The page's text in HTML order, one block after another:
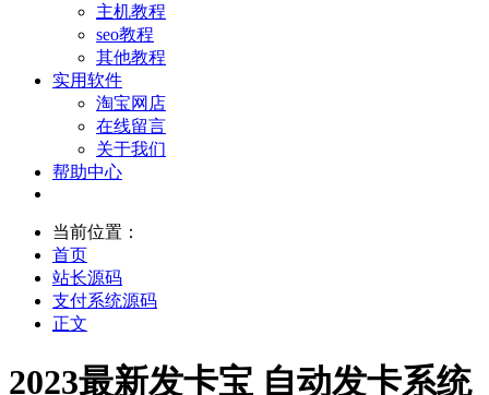
主机教程
seo教程
其他教程
实用软件
淘宝网店
在线留言
关于我们
帮助中心
当前位置：
首页
站长源码
支付系统源码
正文
2023最新发卡宝 自动发卡系统